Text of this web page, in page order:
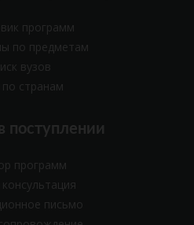
программ
по предметам
вузов
странам
поступлении
программ
письмо